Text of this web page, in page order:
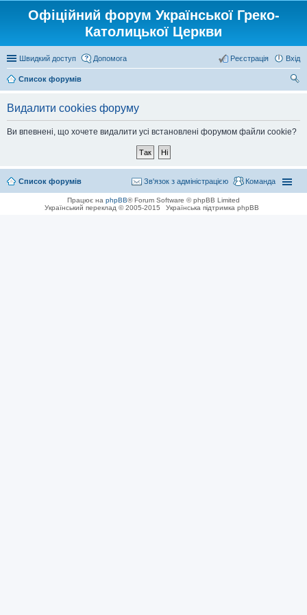
Офіційний форум Української Греко-
Католицької Церкви
Швидкий доступ Допомога Вхід
Реєстрація
Список форумів
Видалити cookies форуму
Ви впевнені, що хочете видалити усі встановлені форумом файли cookie?
Список форумів Команда
Зв'язок з адміністрацією
Працює на phpBB® Forum Software © phpBB Limited
Український переклад © 2005-2015
Українська підтримка phpBB